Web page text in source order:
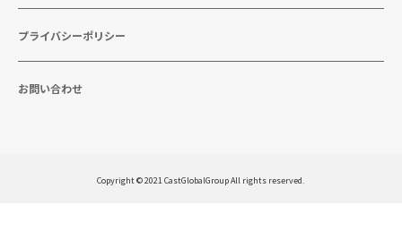
プライバシーポリシー
お問い合わせ
Copyright © 2021 CastGlobalGroup All rights reserved.